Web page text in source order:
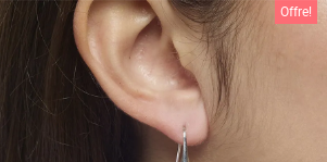
Offre!
BOUCLES
ARGENT ET